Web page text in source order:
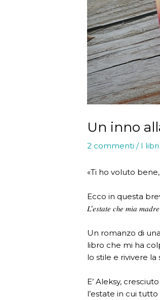
Un inno
2 commenti / I
«Ti ho voluto
Ecco in questa
𝐿’𝑒𝑠𝑡𝑎𝑡𝑒 𝑐ℎ𝑒 𝑚𝑖𝑎
Un romanzo di
libro che mi ha
lo stile e rivivere la
E’ Aleksy,
l’estate in cui